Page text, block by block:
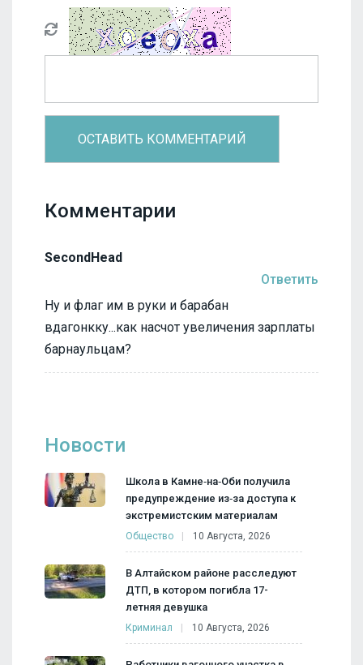
Комментарии
SecondHead
Ответить
Ну и флаг им в руки и барабан
вдагонкку...как насчот увеличения зарплаты
барнаульцам?
Новости
Школа в Камне‑на‑Оби получила
предупреждение из‑за доступа к
экстремистским материалам
Общество 10 Августа, 2026
В Алтайском районе расследуют
ДТП, в котором погибла 17-
летняя девушка
Криминал 10 Августа, 2026